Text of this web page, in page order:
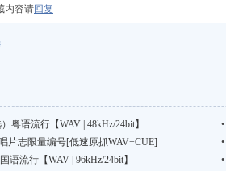
内容请回复
语流行【WAV | 48kHz/24bit】 •
片志限量编号[低速原抓WAV+CUE] •
流行【WAV | 96kHz/24bit】 •